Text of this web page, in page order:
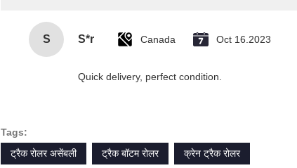
S S*r Canada Oct 16.2023
Quick delivery, perfect condition.
Tags:
ट्रैक रोलर असेंबली
ट्रैक बॉटम रोलर क्रेन ट्रैक रोलर